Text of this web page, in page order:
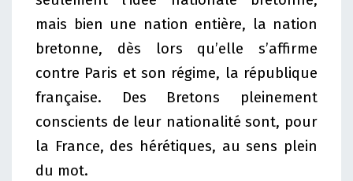
mais bien une nation entière, la nation
bretonne, dès lors qu’elle s’affirme
contre Paris et son régime, la république
française. Des Bretons pleinement
conscients de leur nationalité sont, pour
la France, des hérétiques, au sens plein
du mot.